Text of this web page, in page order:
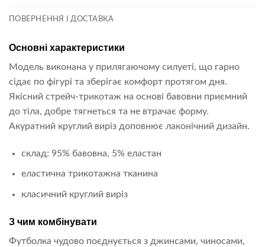
ПОВЕРНЕННЯ І ДОСТАВКА
Основні характеристики
Модель виконана у прилягаючому силуеті, що гарно
сідає по фігурі та зберігає комфорт протягом дня.
Якісний стрейч-трикотаж на основі бавовни приємний
до тіла, добре тягнеться та не втрачає форму.
Акуратний круглий виріз доповнює лаконічний дизайн.
склад: 95% бавовна, 5% еластан
еластична трикотажна тканина
класичний круглий виріз
З чим комбінувати
Футболка чудово поєднується з джинсами, чиносами,